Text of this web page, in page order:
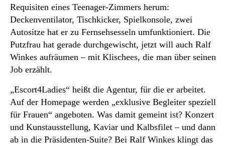
Requisiten eines Teenager-Zimmers herum:
Deckenventilator, Tischkicker, Spielkonsole, zwei
Autositze hat er zu Fernsehsesseln umfunktioniert. Die
Putzfrau hat gerade durchgewischt, jetzt will auch Ralf
Winkes aufräumen – mit Klischees, die man über seinen
Job erzählt.
„Escort4Ladies“ heißt die Agentur, für die er arbeitet.
Auf der Homepage werden „exklusive Begleiter speziell
für Frauen“ angeboten. Was damit gemeint ist? Konzert
und Kunstausstellung, Kaviar und Kalbsfilet – und dann
ab in die Präsidenten-Suite? Bei Ralf Winkes klingt das